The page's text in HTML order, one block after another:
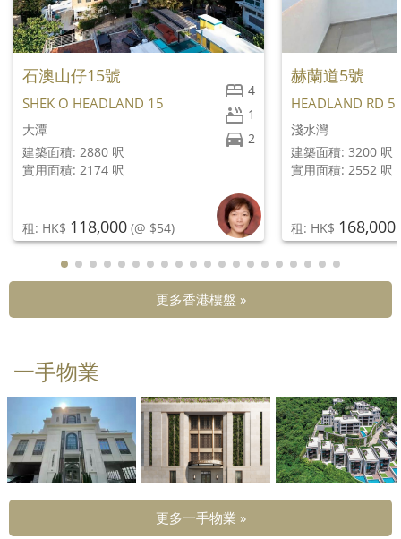
4
1
2
石澳山仔15號
SHEK O HEADLAND 15
大潭
建築面積: 2880 呎
實用面積: 2174 呎
租: HK$ 118,000 (@ $54)
赫蘭道5號
HEADLAND RD 5
淺水灣
建築面積: 3200 呎
實用面積: 2552 呎
租: HK$ 168,000
更多香港樓盤 »
一手物業
更多一手物業 »